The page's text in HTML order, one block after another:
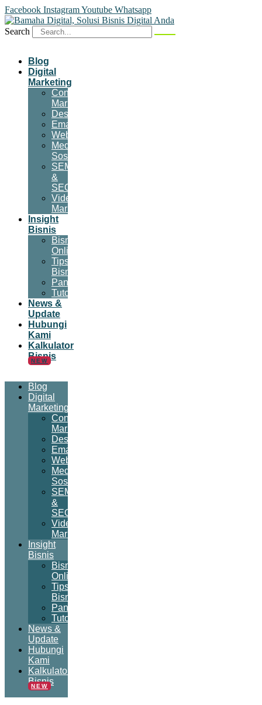
Facebook InstagramYoutube Whatsapp
Search
Blog
Digital
Marketing
Content
Marketing
Desain
Email
Website
Media
Sosial
SEM
&
SEO
Video
Marketing
Insight
Bisnis
Bisnis
Online
Tips
Bisnis
Panduan
Tutorial
News &
Update
Hubungi
Kami
Kalkulator
Bisnis
NEW
Blog
Digital
Marketing
Content
Marketing
Desain
Email
Website
Media
Sosial
SEM
&
SEO
Video
Marketing
Insight
Bisnis
Bisnis
Online
Tips
Bisnis
Panduan
Tutorial
News &
Update
Hubungi
Kami
Kalkulator
Bisnis
NEW